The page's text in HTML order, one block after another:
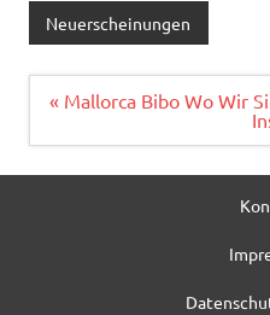
e
b
o
o
k
it
te
r
ai
l
n
Neuerscheinungen
Beitragsnavigation
« Mallorca Bibo Wo Wir